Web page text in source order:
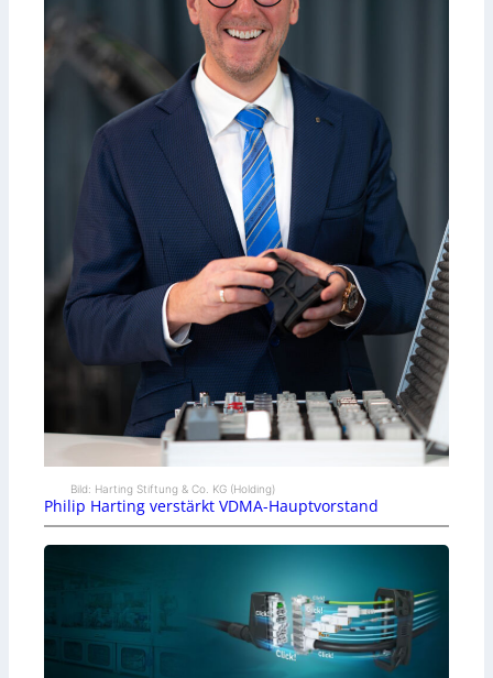
Bild: Harting Stiftung & Co. KG (Holding)
Philip Harting verstärkt VDMA-Hauptvorstand